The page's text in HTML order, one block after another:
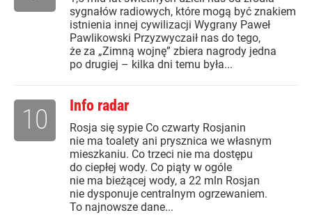
sygnałów radiowych, które mogą być znakiem
istnienia innej cywilizacji Wygrany Paweł
Pawlikowski Przyzwyczaił nas do tego,
że za „Zimną wojnę” zbiera nagrody jedna
po drugiej – kilka dni temu była...
Info radar
Rosja się sypie Co czwarty Rosjanin
nie ma toalety ani prysznica we własnym
mieszkaniu. Co trzeci nie ma dostępu
do ciepłej wody. Co piąty w ogóle
nie ma bieżącej wody, a 22 mln Rosjan
nie dysponuje centralnym ogrzewaniem.
To najnowsze dane...
10